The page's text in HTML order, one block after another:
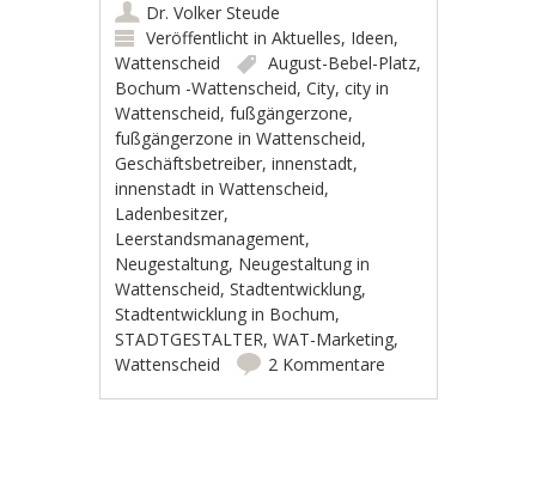
Dr. Volker Steude
Veröffentlicht inAktuelles, Ideen,
Wattenscheid
August-Bebel-Platz,
Bochum -Wattenscheid,City,city in
Wattenscheid,fußgängerzone,
fußgängerzone in Wattenscheid,
Geschäftsbetreiber,innenstadt,
innenstadt in Wattenscheid,
Ladenbesitzer,
Leerstandsmanagement,
Neugestaltung, Neugestaltung in
Wattenscheid,Stadtentwicklung,
Stadtentwicklung in Bochum,
STADTGESTALTER,WAT-Marketing,
Wattenscheid
2 Kommentare